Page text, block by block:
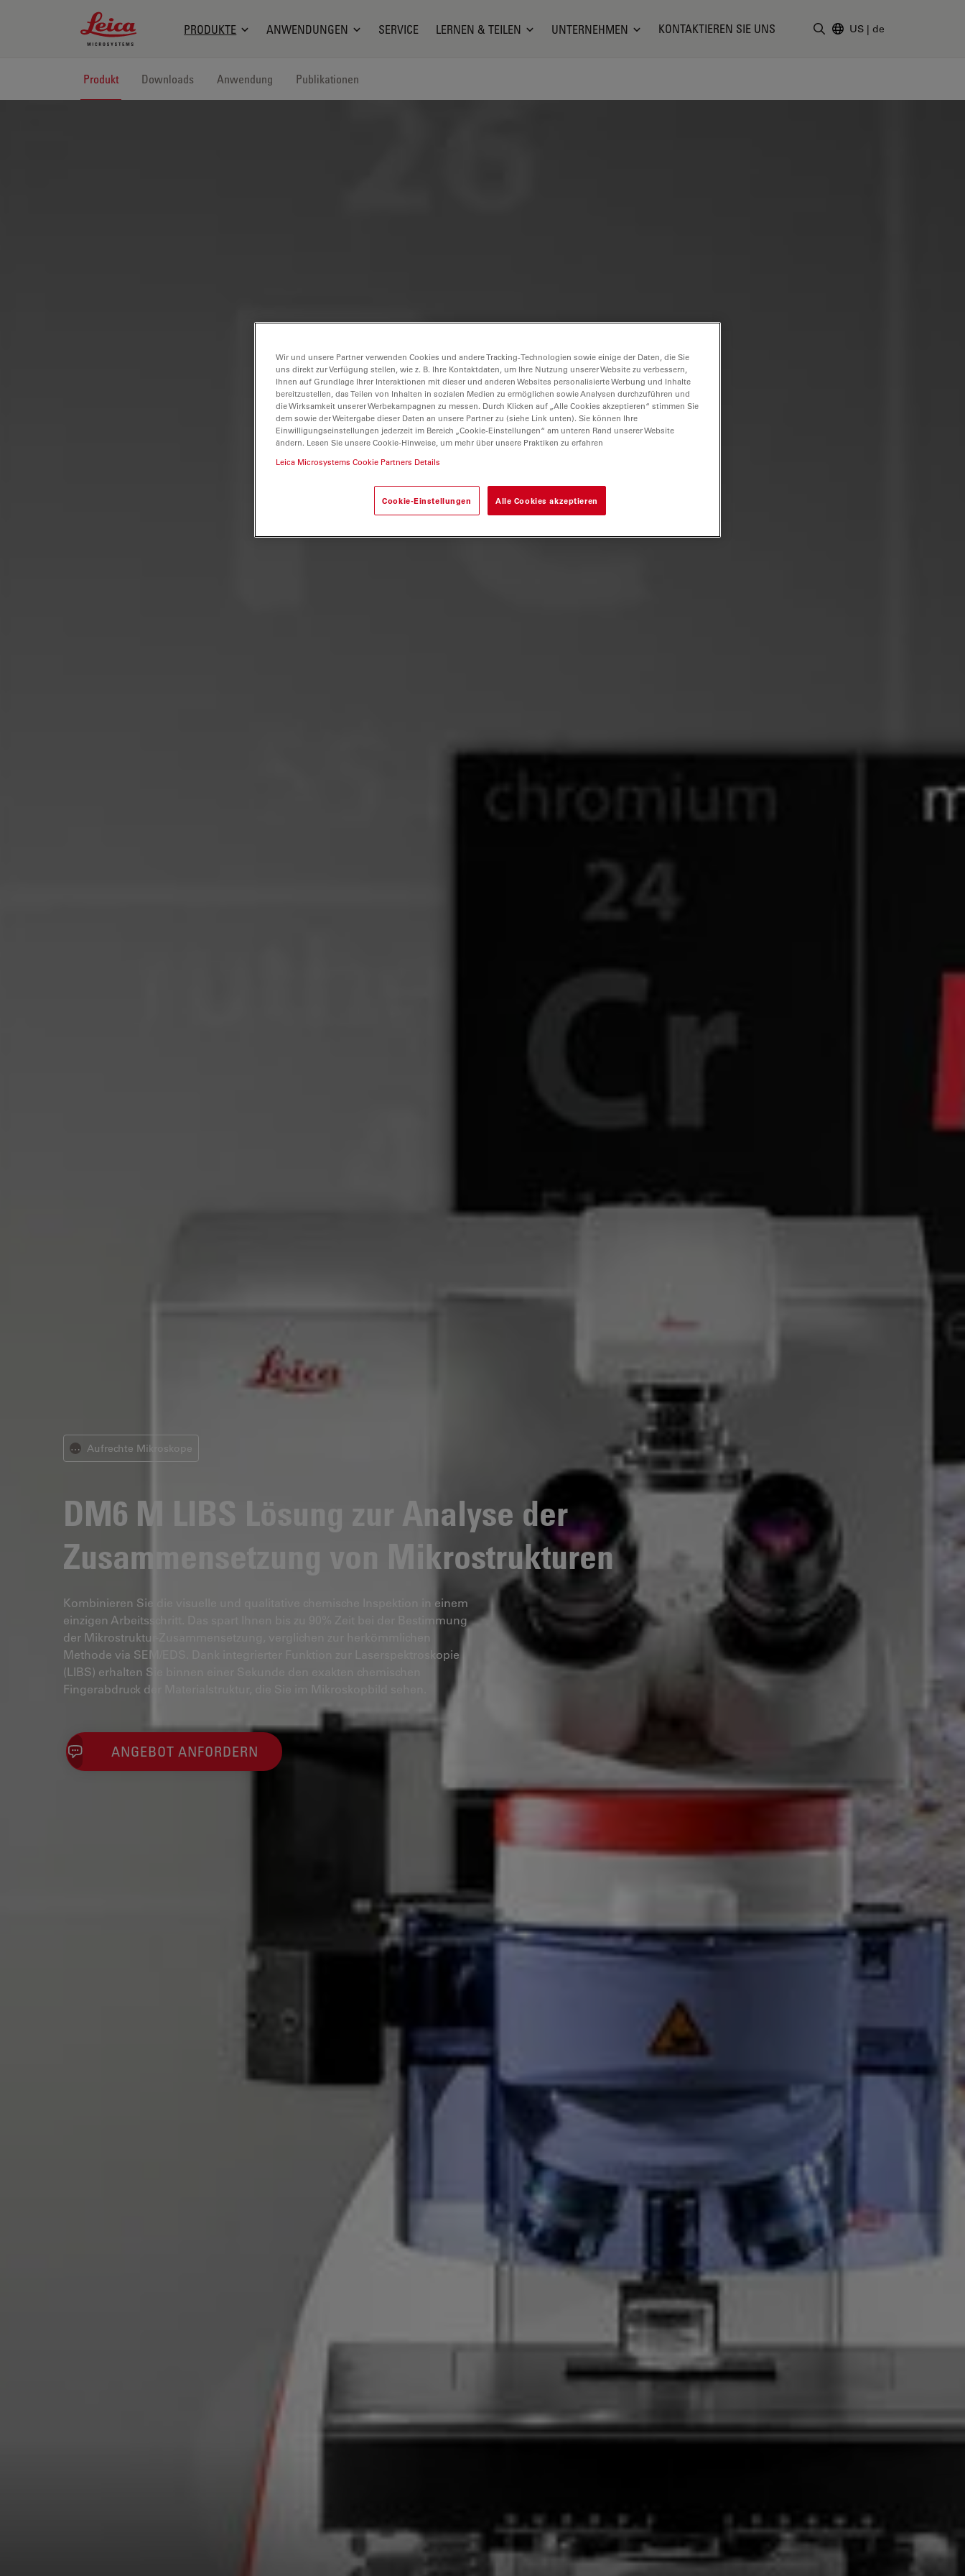
Leica Microsystems Logo
PRODUKTE ANWENDUNGEN SERVICE LERNEN & TEILEN UNTERNEHMEN KONTAKTIEREN SIE UNS US | de
Produkt Downloads Anwendung Publikationen
⋯ Aufrechte Mikroskope
DM6 M LIBS Lösung zur Analyse der
Zusammensetzung von Mikrostrukturen
Kombinieren Sie die visuelle und qualitative chemische Inspektion in einem
einzigen Arbeitsschritt. Das spart Ihnen bis zu 90% Zeit bei der Bestimmung
der Mikrostruktur-Zusammensetzung, verglichen zur herkömmlichen
Methode via SEM/EDS. Dank integrierter Funktion zur Laserspektroskopie
(LIBS) erhalten Sie binnen einer Sekunde den exakten chemischen
Fingerabdruck der Materialstruktur, die Sie im Mikroskopbild sehen.
ANGEBOT ANFORDERN
Wir und unsere Partner verwenden Cookies und andere Tracking-Technologien sowie einige der Daten, die Sie
uns direkt zur Verfügung stellen, wie z. B. Ihre Kontaktdaten, um Ihre Nutzung unserer Website zu verbessern,
Ihnen auf Grundlage Ihrer Interaktionen mit dieser und anderen Websites personalisierte Werbung und Inhalte
bereitzustellen, das Teilen von Inhalten in sozialen Medien zu ermöglichen sowie Analysen durchzuführen und
die Wirksamkeit unserer Werbekampagnen zu messen. Durch Klicken auf „Alle Cookies akzeptieren“ stimmen Sie
dem sowie der Weitergabe dieser Daten an unsere Partner zu (siehe Link unten). Sie können Ihre
Einwilligungseinstellungen jederzeit im Bereich „Cookie-Einstellungen“ am unteren Rand unserer Website
ändern. Lesen Sie unsere Cookie-Hinweise, um mehr über unsere Praktiken zu erfahren
Leica Microsystems Cookie Partners Details
Cookie-Einstellungen Alle Cookies akzeptieren